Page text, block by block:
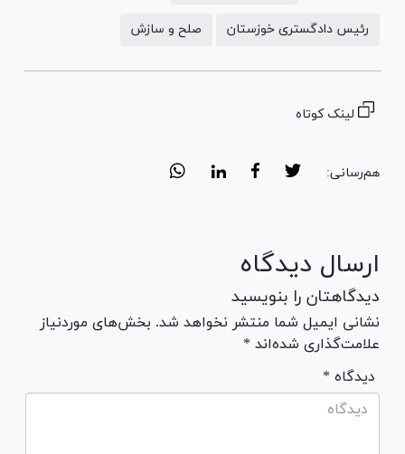
رئیس دادگستری خوزستان صلح و سازش
لینک کوتاه
هم‌رسانی:
ارسال دیدگاه
دیدگاهتان را بنویسید
نشانی ایمیل شما منتشر نخواهد شد. بخش‌های موردنیاز
علامت‌گذاری شده‌اند *
* دیدگاه